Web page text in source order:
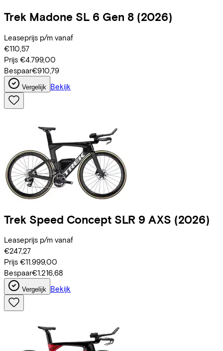
Trek Madone SL 6 Gen 8 (2026)
Leaseprijs p/m vanaf
€110,57
Prijs €4.799,00
Bespaar€910,79
Vergelijk Bekijk
Trek Speed Concept SLR 9 AXS (2026)
Leaseprijs p/m vanaf
€247,27
Prijs €11.999,00
Bespaar€1.216,68
Vergelijk Bekijk